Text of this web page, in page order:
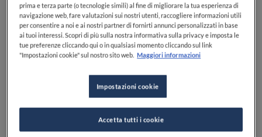
Moreno Cedroni - Quale momento ti ha
prima e terza parte (o tecnologie simili) al fine di migliorare la tua esperienza di
navigazione web, fare valutazioni sui nostri utenti, raccogliere informazioni utili
per consentire a noi e ai nostri partner di fornirti annunci personalizzati in base
ai tuoi interessi. Scopri di più sulla nostra informativa sulla privacy e imposta le
tue preferenze cliccando qui o in qualsiasi momento cliccando sul link
"Impostazioni cookie" sul nostro sito web. Maggiori informazioni
Impostazioni cookie
Accetta tutti i cookie